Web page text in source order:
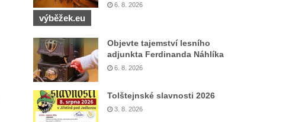
6. 8. 2026
výběžek.eu
Objevte tajemství lesního
adjunkta Ferdinanda Náhlíka
6. 8. 2026
Tolštejnské slavnosti 2026
3. 8. 2026